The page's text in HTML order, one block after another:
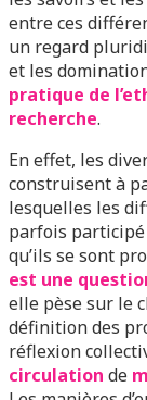
entre ces
un regard
et les
pratique de
recherche.
En effet, les
construisent à
lesquelles les
parfois participé
qu’ils se sont
est une
elle pèse sur le
définition des
réflexion
circulation de